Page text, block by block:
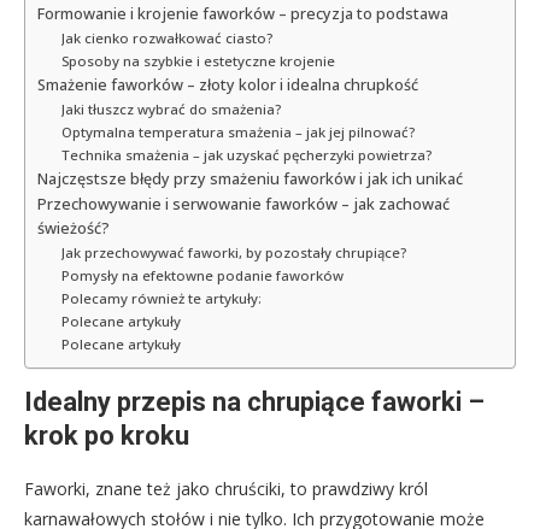
Formowanie i krojenie faworków – precyzja to podstawa
Jak cienko rozwałkować ciasto?
Sposoby na szybkie i estetyczne krojenie
Smażenie faworków – złoty kolor i idealna chrupkość
Jaki tłuszcz wybrać do smażenia?
Optymalna temperatura smażenia – jak jej pilnować?
Technika smażenia – jak uzyskać pęcherzyki powietrza?
Najczęstsze błędy przy smażeniu faworków i jak ich unikać
Przechowywanie i serwowanie faworków – jak zachować
świeżość?
Jak przechowywać faworki, by pozostały chrupiące?
Pomysły na efektowne podanie faworków
Polecamy również te artykuły:
Polecane artykuły
Polecane artykuły
Idealny przepis na chrupiące faworki –
krok po kroku
Faworki, znane też jako chruściki, to prawdziwy król
karnawałowych stołów i nie tylko. Ich przygotowanie może